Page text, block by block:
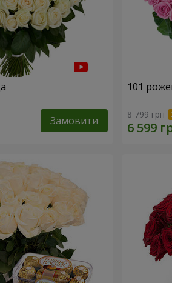
Замовити
101
8 799 грн